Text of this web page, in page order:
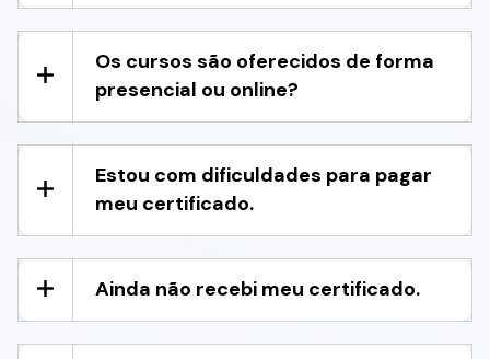
Os cursos são oferecidos de forma
presencial ou online?
Estou com dificuldades para pagar
meu certificado.
Ainda não recebi meu certificado.